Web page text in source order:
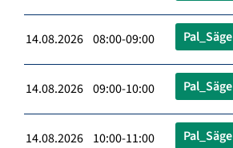
14.08.2026 08:00-09:00 Pal_Säge
14.08.2026 09:00-10:00 Pal_Säge
14.08.2026 10:00-11:00 Pal_Säge